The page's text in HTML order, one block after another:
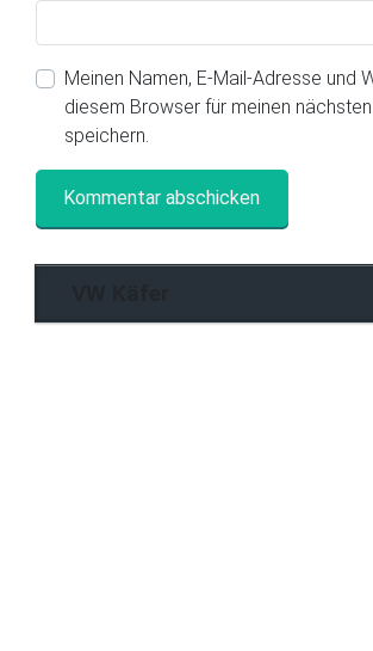
Meinen Namen, E-Mail-Adresse und
diesem Browser für meinen
speichern.